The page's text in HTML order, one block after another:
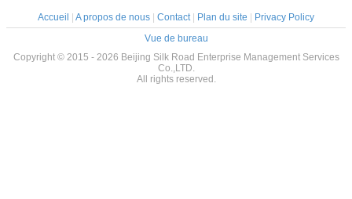
Accueil A propos de nous Contact| Plan du site
Privacy Policy
Vue de bureau
Copyright © 2015 - 2026 Beijing Silk Road Enterprise Management Services
Co.,LTD.
All rights reserved.